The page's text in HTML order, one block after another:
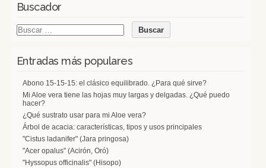
Buscador
Entradas más populares
Abono 15-15-15: el clásico equilibrado. ¿Para qué sirve?
Mi Aloe vera tiene las hojas muy largas y delgadas. ¿Qué puedo
hacer?
¿Qué sustrato usar para mi Aloe vera?
Árbol de acacia: características, tipos y usos principales
"Cistus ladanifer" (Jara pringosa)
"Acer opalus" (Acirón, Oró)
"Hyssopus officinalis" (Hisopo)